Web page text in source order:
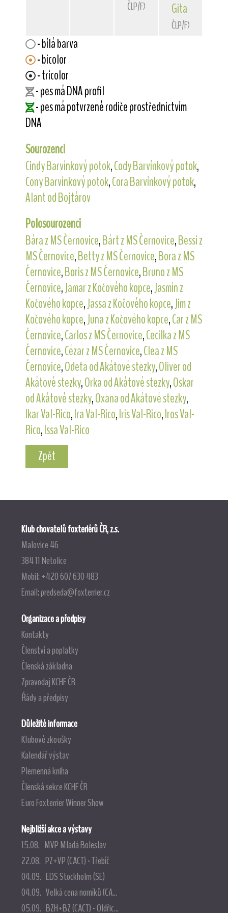
ČLP/FXH/33179 Gita
ČLP/FXH/31786
- bílá barva
- bicolor
- tricolor
- pes má DNA profil
- pes má potvrzené rodiče prostřednictvím
DNA
Sourozenci
Cindy Barvínkový potok,Cody Barvínkový potok,
Cony Barvínkový potok,Cora Barvínkový potok,
Alant od Bojtárov
Polosourozenci
Bára z MS Černovice,Bárt z MS Černovice,Bessi z
MS Černovice,Betty z MS Černovice,Bora z MS
Černovice,Boris z MS Černovice,Bruno z MS
Černovice,Jamar z Kočového kopce,Jasmín z
Kočového kopce,Jassa z Kočového kopce,Jim z
Kočového kopce,Juna z Kočového kopce,Car z MS
Černovice,Carlos z MS Černovice,Cecilka z MS
Černovice,Cézar z MS Černovice,Clea z MS
Černovice,Odeta od Akátové stezky,Oliver od
Akátové stezky,Orka od Akátové stezky,Oskar
od Akátové stezky,Oxana od Akátové stezky,
Ikar Val-Rico,Ira Val-Rico,Iris Val-Rico,Iros Val-
Rico,Issa Val-Rico
Zpět
Klub chovatelů foxteriérů ČR, z.s.
Malovice 46
384 11 Netolice
Mobil: +420 607 630 483
Email:predseda@foxterrier.cz
Organizace a předpisy
Kontakty
Členství a poplatky
Členská základna
Zpravodaj KCHF ČR
Řády a předpisy
Důležité informace
Klubové zkoušky
Kalendář výstav
Plemenná kniha
Členská sekce KCHF ČR
Euro Foxterrier Winner Show
Nejbližší akce a výstavy
15.08. MVP Mladá Boleslav
22.08. PZ+VP (CACT) - Třebíč
04.09. EDS Stockholm (SE)
04.09. Velká cena norníků (CA...
05.09. BZH+BZ (CACT) - Oldřic...